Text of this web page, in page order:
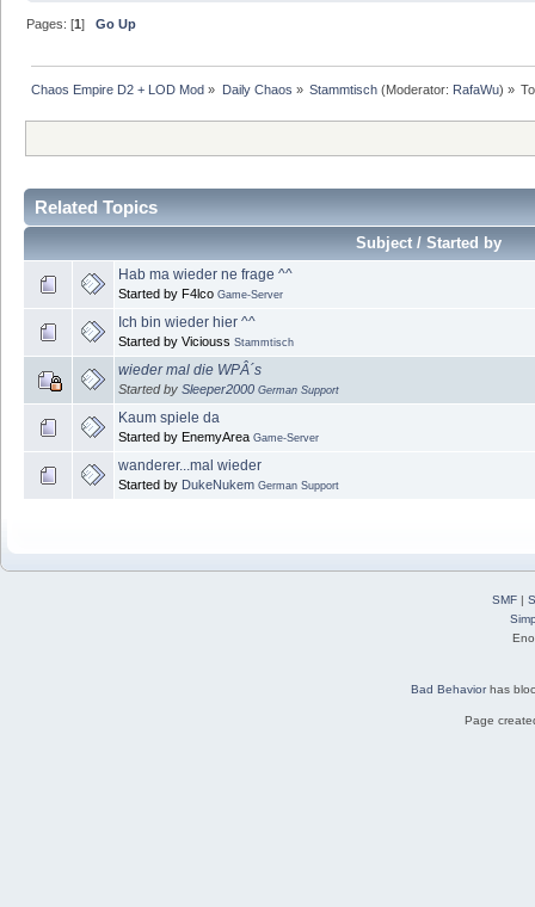
Pages: [1]Go Up
Chaos Empire D2 + LOD Mod » Daily Chaos » Stammtisch(Moderator: RafaWu) »
Related Topics
Subject / Started by
Hab ma wieder ne frage ^^
Started by F4lco Game-Server
Ich bin wieder hier ^^
Started by Viciouss Stammtisch
wieder mal die WPÂ´s
Started by Sleeper2000 German Support
Kaum spiele da
Started by EnemyArea Game-Server
wanderer...mal wieder
Started by DukeNukem German Support
SMF|
Bad Behaviorhas
Page